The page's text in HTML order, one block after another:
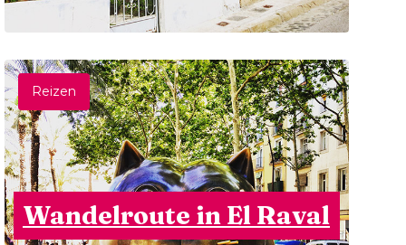
Reizen
Wandelroute in El Raval